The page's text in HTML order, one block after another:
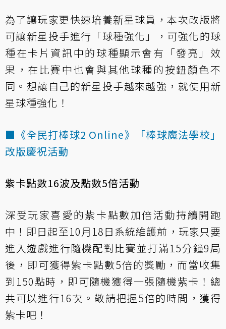
為了讓玩家更快速培養新星球員，本次改版將
可讓新星投手進行「球種強化」，可強化的球
種在卡片資訊中的球種顯示會有「發亮」效
果，在比賽中也會與其他球種的按鈕顏色不
同。想讓自己的新星投手越來越強，就使用新
星球種強化！
■《全民打棒球2 Online》「棒球魔法學校」
改版慶祝活動
紫卡點數16波及點數5倍活動
深受玩家喜愛的紫卡點數加倍活動持續開跑
中！即日起至10月18日系統維護前，玩家只要
進入遊戲進行隨機配對比賽並打滿15分鐘9局
後，即可獲得紫卡點數5倍的獎勵，而當收集
到150點時，即可隨機獲得一張隨機紫卡！總
共可以進行16次。敬請把握5倍的時間，獲得
紫卡吧！